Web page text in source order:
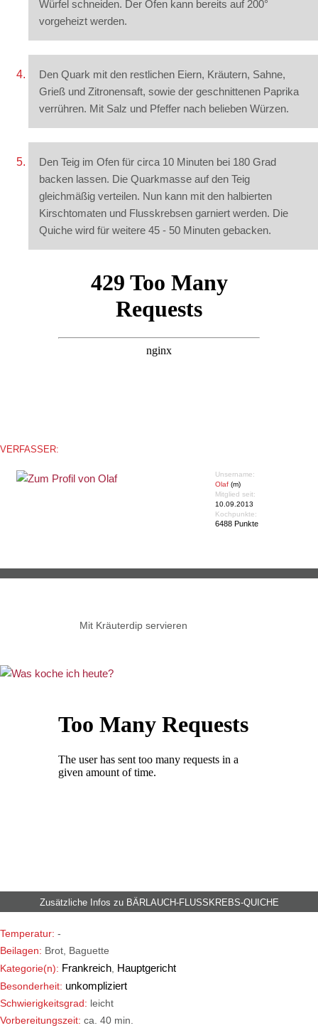
Würfel schneiden. Der Ofen kann bereits auf 200°
vorgeheizt werden.
Den Quark mit den restlichen Eiern, Kräutern, Sahne,
Grieß und Zitronensaft, sowie der geschnittenen Paprika
verrühren. Mit Salz und Pfeffer nach belieben Würzen.
Den Teig im Ofen für circa 10 Minuten bei 180 Grad
backen lassen. Die Quarkmasse auf den Teig
gleichmäßig verteilen. Nun kann mit den halbierten
Kirschtomaten und Flusskrebsen garniert werden. Die
Quiche wird für weitere 45 - 50 Minuten gebacken.
VERFASSER:
Unsername:
Olaf (m)
Mitglied seit:
10.09.2013
Kochpunkte:
6488 Punkte
Mit Kräuterdip servieren
Zusätzliche Infos zu BÄRLAUCH-FLUSSKREBS-QUICHE
Temperatur: -
Beilagen: Brot, Baguette
Kategorie(n): Frankreich Hauptgericht
Besonderheit: unkompliziert
Schwierigkeitsgrad: leicht
Vorbereitungszeit: ca. 40 min.